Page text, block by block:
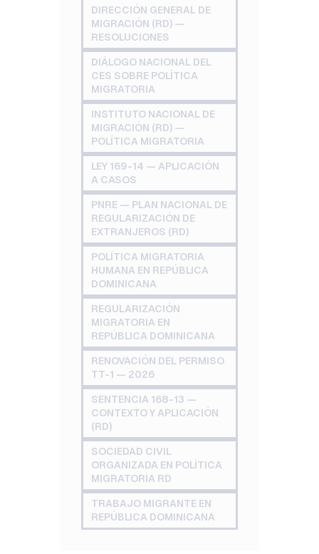
DIRECCIÓN GENERAL DE
MIGRACIÓN (RD) —
RESOLUCIONES
DIÁLOGO NACIONAL DEL
CES SOBRE POLÍTICA
MIGRATORIA
INSTITUTO NACIONAL DE
MIGRACIÓN (RD) —
POLÍTICA MIGRATORIA
LEY 169-14 — APLICACIÓN
A CASOS
PNRE — PLAN NACIONAL DE
REGULARIZACIÓN DE
EXTRANJEROS (RD)
POLÍTICA MIGRATORIA
HUMANA EN REPÚBLICA
DOMINICANA
REGULARIZACIÓN
MIGRATORIA EN
REPÚBLICA DOMINICANA
RENOVACIÓN DEL PERMISO
TT-1 — 2026
SENTENCIA 168-13 —
CONTEXTO Y APLICACIÓN
(RD)
SOCIEDAD CIVIL
ORGANIZADA EN POLÍTICA
MIGRATORIA RD
TRABAJO MIGRANTE EN
REPÚBLICA DOMINICANA